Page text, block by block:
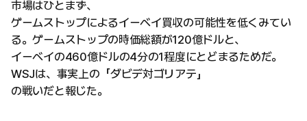
市場はひとまず、
ゲームストップによるイーベイ買収の可能性を低くみてい
る。ゲームストップの時価総額が120億ドルと、
イーベイの460億ドルの4分の1程度にとどまるためだ。
WSJは、事実上の「ダビデ対ゴリアテ」
の戦いだと報じた。